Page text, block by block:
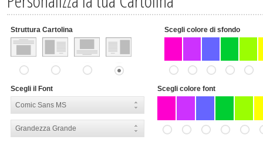
Struttura Cartolina Scegli colore di sfondo
Scegli il Font
Scegli colore font
Comic Sans MS
Grandezza Grande